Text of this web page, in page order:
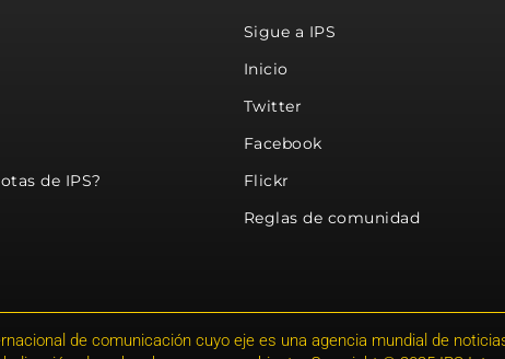
de IPS?
Sigue a IPS
Inicio
Twitter
Facebook
Flickr
Reglas de comunidad
de comunicación cuyo eje es una agencia mundial de